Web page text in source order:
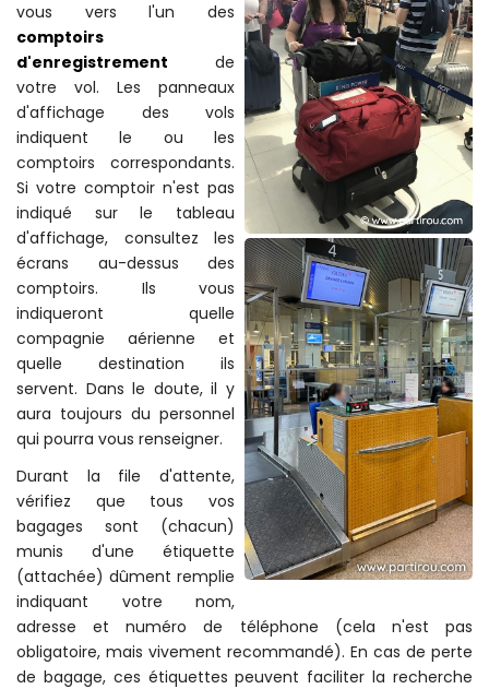
vous vers l'un des
comptoirs
d'enregistrement de
votre vol. Les panneaux
d'affichage des vols
indiquent le ou les
comptoirs correspondants.
Si votre comptoir n'est pas
indiqué sur le tableau
d'affichage, consultez les
écrans au-dessus des
comptoirs. Ils vous
indiqueront quelle
compagnie aérienne et
quelle destination ils
servent. Dans le doute, il y
aura toujours du personnel
qui pourra vous renseigner.
Durant la file d'attente,
vérifiez que tous vos
bagages sont (chacun)
munis d'une étiquette
(attachée) dûment remplie
indiquant votre nom,
adresse et numéro de téléphone (cela n'est pas
obligatoire, mais vivement recommandé). En cas de perte
de bagage, ces étiquettes peuvent faciliter la recherche